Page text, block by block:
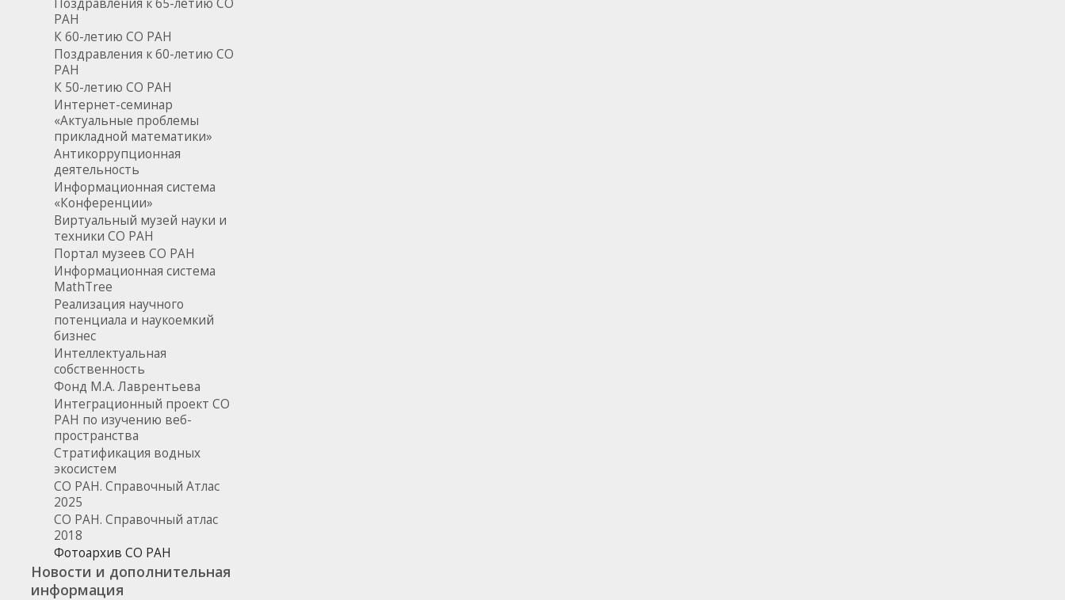
Поздравления к 65-летию СО
РАН
К 60-летию СО РАН
Поздравления к 60-летию СО
РАН
К 50-летию СО РАН
Интернет-семинар
«Актуальные проблемы
прикладной математики»
Антикоррупционная
деятельность
Информационная система
«Конференции»
Виртуальный музей науки и
техники СО РАН
Портал музеев СО РАН
Информационная система
MathTree
Реализация научного
потенциала и наукоемкий
бизнес
Интеллектуальная
собственность
Фонд М.А. Лаврентьева
Интеграционный проект СО
РАН по изучению веб-
пространства
Стратификация водных
экосистем
СО РАН. Справочный Атлас
2025
СО РАН. Справочный атлас
2018
Фотоархив СО РАН
Новости и дополнительная
информация